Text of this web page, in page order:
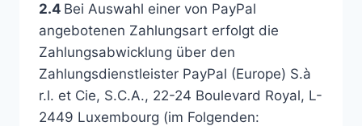
2.4 Bei Auswahl einer von PayPal
angebotenen Zahlungsart erfolgt die
Zahlungsabwicklung über den
Zahlungsdienstleister PayPal (Europe) S.à
r.l. et Cie, S.C.A., 22-24 Boulevard Royal, L-
2449 Luxembourg (im Folgenden: